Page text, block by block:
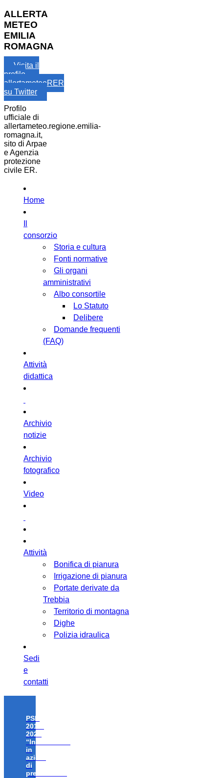
ALLERTA
METEO
EMILIA
ROMAGNA
Visita il
profilo
allertameteoRER
su Twitter
Profilo
ufficiale di
allertameteo.regione.emilia-
romagna.it,
sito di Arpae
e Agenzia
protezione
civile ER.
Home
consorzio
Storia e cultura
Fonti normative
Gli organi
amministrativi
Albo consortile
Lo Statuto
Delibere
Domande frequenti
(FAQ)
Attività
didattica
Archivio
notizie
Archivio
fotografico
Video
Attività
Bonifica di pianura
Irrigazione di pianura
Portate derivate da
Trebbia
Territorio di montagna
Dighe
Polizia idraulica
Sedi
e
contatti
PSR
2014-
2020
“Investimenti
in
azioni
di
prevenzione